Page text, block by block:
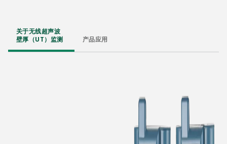
关于无线超声波
壁厚（UT）监测
产品应用